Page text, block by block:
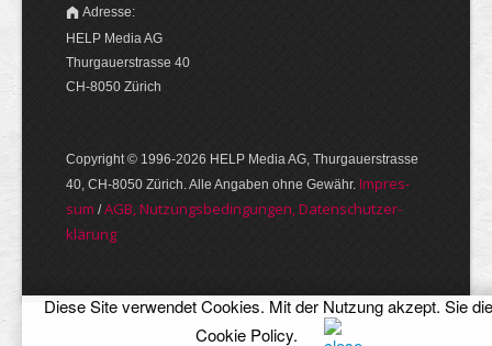
Adresse:
HELP Media AG
Thurgauerstrasse 40
CH-8050 Zürich
Copyright © 1996-2026 HELP Media AG, Thurgauer­strasse
40, CH-8050 Zürich. Alle Angaben ohne Gewähr. Im­pres­
sum /AGB, Nut­zungs­bedin­gungen, Daten­schutz­er­
klärung
Diese Site verwendet Cookies. Mit der Nutzung akzept. Sie die
Cookie Policy.